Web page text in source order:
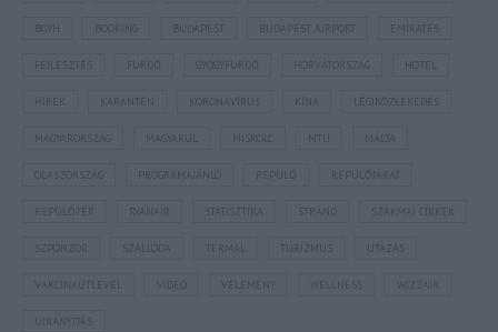
BUDAPEST BUDAPEST AIRPORT EMIRATES
FEJLESZTÉS HORVÁTORSZÁG HOTEL
KARANTÉN LÉGIKÖZLEKEDÉS
MAGYARORSZÁG MTÜ MÁLTA
OLASZORSZÁG REPÜLŐJÁRAT
REPÜLŐTÉR STATISZTIKA STRAND SZAKMAI CIKKEK
SZPONZOR SZÁLLODA TERMÁL TURIZMUS UTAZÁS
VAKCINAÚTLEVÉL WIZZAIR
ÚJRANYITÁS